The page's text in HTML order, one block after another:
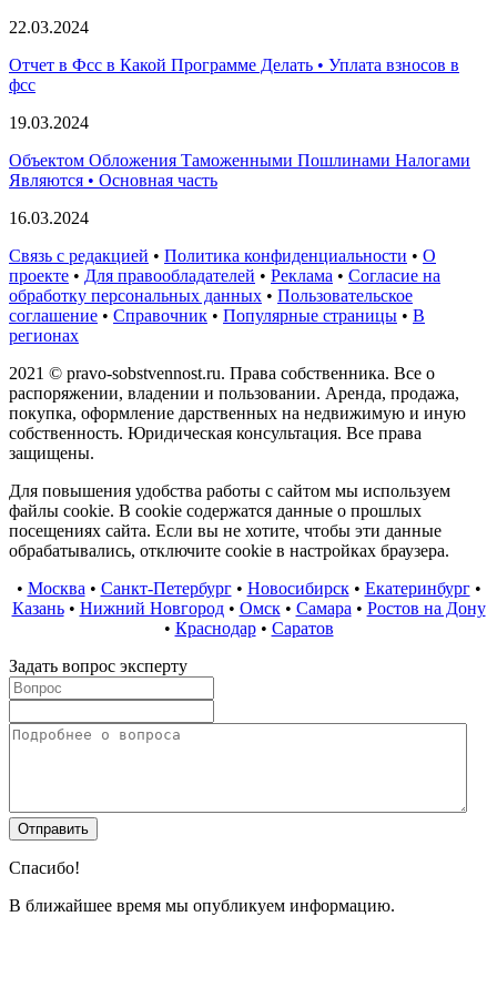
22.03.2024
Отчет в Фсс в Какой Программе Делать • Уплата взносов в
фсс
19.03.2024
Объектом Обложения Таможенными Пошлинами Налогами
Являются • Основная часть
16.03.2024
Связь с редакцией • Политика конфиденциальности • О
проекте • Для правообладателей • Реклама • Согласие на
обработку персональных данных • Пользовательское
соглашение • Справочник • Популярные страницы • В
регионах
2021 © pravo-sobstvennost.ru. Права собственника. Все о
распоряжении, владении и пользовании. Аренда, продажа,
покупка, оформление дарственных на недвижимую и иную
собственность. Юридическая консультация. Все права
защищены.
Для повышения удобства работы с сайтом мы используем
файлы cookie. В cookie содержатся данные о прошлых
посещениях сайта. Если вы не хотите, чтобы эти данные
обрабатывались, отключите cookie в настройках браузера.
• Москва • Санкт-Петербург• Новосибирск• Екатеринбург•
Казань• Нижний Новгород• Омск• Самара • Ростов на Дону
• Краснодар• Саратов
Задать вопрос эксперту
Спасибо!
В ближайшее время мы опубликуем информацию.